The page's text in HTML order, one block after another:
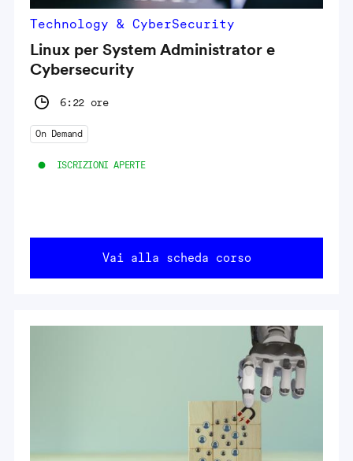
Technology & CyberSecurity
Linux per System Administrator e
Cybersecurity
6:22 ore
On Demand
ISCRIZIONI APERTE
Vai alla scheda corso